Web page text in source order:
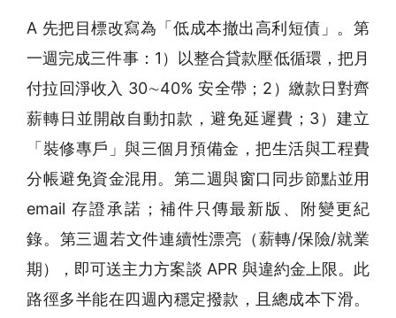
A 先把目標改寫為「低成本撤出高利短債」。第
一週完成三件事：1）以整合貸款壓低循環，把月
付拉回淨收入 30∼40% 安全帶；2）繳款日對齊
薪轉日並開啟自動扣款，避免延遲費；3）建立
「裝修專戶」與三個月預備金，把生活與工程費
分帳避免資金混用。第二週與窗口同步節點並用
email 存證承諾；補件只傳最新版、附變更紀
錄。第三週若文件連續性漂亮（薪轉/保險/就業
期），即可送主力方案談 APR 與違約金上限。此
路徑多半能在四週內穩定撥款，且總成本下滑。